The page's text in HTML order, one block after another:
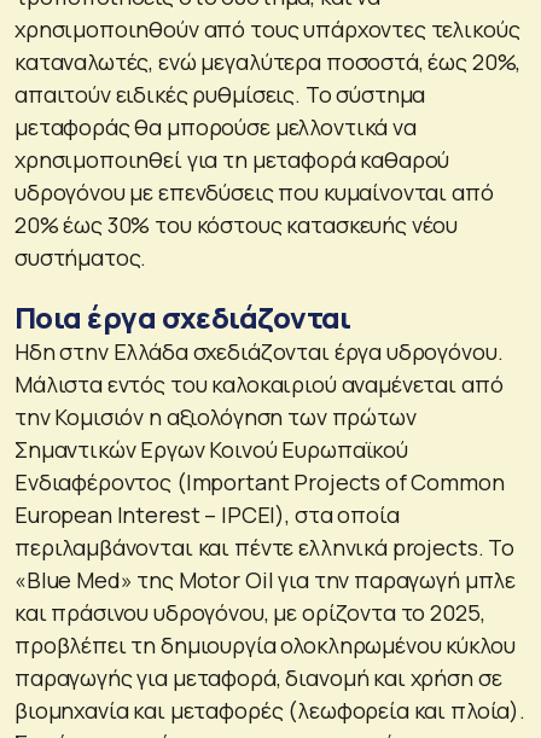
χρησιμοποιηθούν από τους υπάρχοντες τελικούς
καταναλωτές, ενώ μεγαλύτερα ποσοστά, έως 20%,
απαιτούν ειδικές ρυθμίσεις. Το σύστημα
μεταφοράς θα μπορούσε μελλοντικά να
χρησιμοποιηθεί για τη μεταφορά καθαρού
υδρογόνου με επενδύσεις που κυμαίνονται από
20% έως 30% του κόστους κατασκευής νέου
συστήματος.
Ποια έργα σχεδιάζονται
Ηδη στην Ελλάδα σχεδιάζονται έργα υδρογόνου.
Μάλιστα εντός του καλοκαιριού αναμένεται από
την Κομισιόν η αξιολόγηση των πρώτων
Σημαντικών Εργων Κοινού Ευρωπαϊκού
Ενδιαφέροντος (Important Projects of Common
European Interest – ΙPCEI), στα οποία
περιλαμβάνονται και πέντε ελληνικά projects. Το
«Blue Med» της Motor Oil για την παραγωγή μπλε
και πράσινου υδρογόνου, με ορίζοντα το 2025,
προβλέπει τη δημιουργία ολοκληρωμένου κύκλου
παραγωγής για μεταφορά, διανομή και χρήση σε
βιομηχανία και μεταφορές (λεωφορεία και πλοία).